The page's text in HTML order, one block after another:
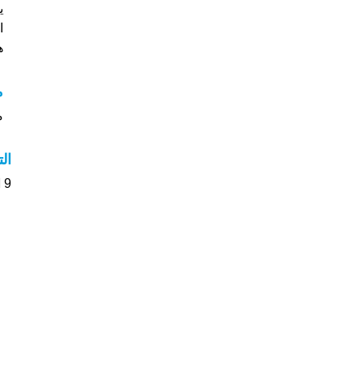
9 الأشخاص بأسم خليصة صوت على اسمائهم . من فضلك